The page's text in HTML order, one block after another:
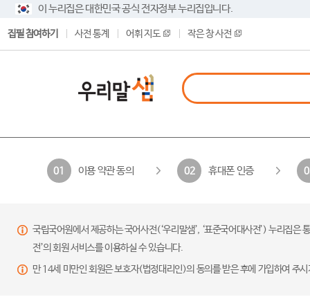
이 누리집은 대한민국 공식 전자정부 누리집입니다.
집필 참여하기 사전 통계 어휘 지도 작은 창 사전
01 이용 약관 동의 02 휴대폰 인증
국립국어원에서 제공하는 국어사전(‘우리말샘’, ‘표준국어대사전’) 누리집
전’의 회원 서비스를 이용하실 수 있습니다.
만 14세 미만인 회원은 보호자(법정대리인)의 동의를 받은 후에 가입하여 주